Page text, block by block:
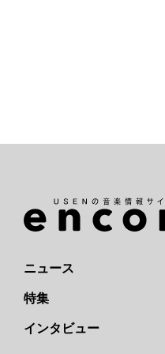
ニュース
特集
インタビュー